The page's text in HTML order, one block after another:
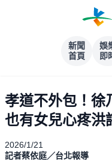
新聞
首頁
娛
即
孝道不外包！
也有女兒心疼洪
2026/1/21
記者蔡依庭／台北報導